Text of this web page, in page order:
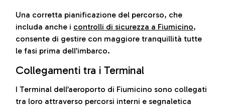
Una corretta pianificazione del percorso, che
includa anche i controlli di sicurezza a Fiumicino,
consente di gestire con maggiore tranquillità tutte
le fasi prima dell’imbarco.
Collegamenti tra i Terminal
I Terminal dell’aeroporto di Fiumicino sono collegati
tra loro attraverso percorsi interni e segnaletica